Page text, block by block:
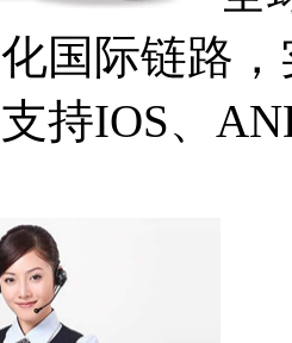
国际链路
持IOS、